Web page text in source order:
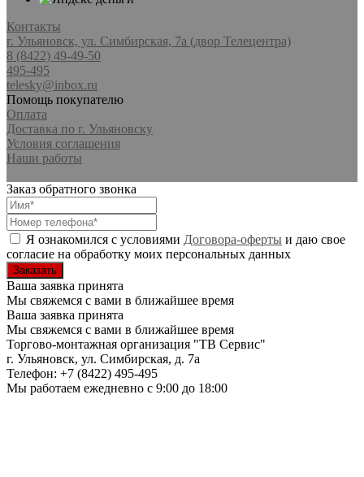
Контакты
г. Ульяновск, ул. Симбирская, 7а (двор Телецентра)
8 (8422) 49-49-50
495-495
telesky@inbox.ru
Помощь покупателю
Оплата
Доставка по г. Ульяновску
Условия соглашения
Наши работы
Заказ обратного звонка
Я ознакомился с условиями Договора-оферты и даю свое
согласие на обработку моих персональных данных
Ваша заявка принята
Мы свяжемся с вами в ближайшее время
Ваша заявка принята
Мы свяжемся с вами в ближайшее время
Торгово-монтажная организация "ТВ Сервис"
г. Ульяновск, ул. Симбирская, д. 7а
Телефон: +7 (8422) 495-495
Мы работаем ежедневно с 9:00 до 18:00